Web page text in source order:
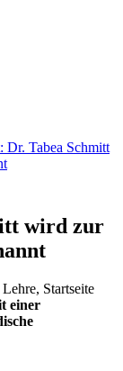
Dr. Tabea Schmitt
wird zur
Startseite
einer